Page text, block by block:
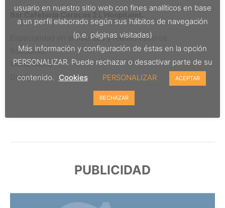
Especialidad en almuerzos y menús caseros.
Bocadillos
Menú diario
Desayunos
PUBLICIDAD
usuario en nuestro sitio web con fines analíticos en base
a un perfil elaborado según sus hábitos de navegación
(p.e. páginas visitadas)
Más información y configuración de éstas en la opción
PERSONALIZAR. Puede rechazar o desactivar parte de su
contenido. Cookies PERSONALIZAR ACEPTAR
RECHAZAR